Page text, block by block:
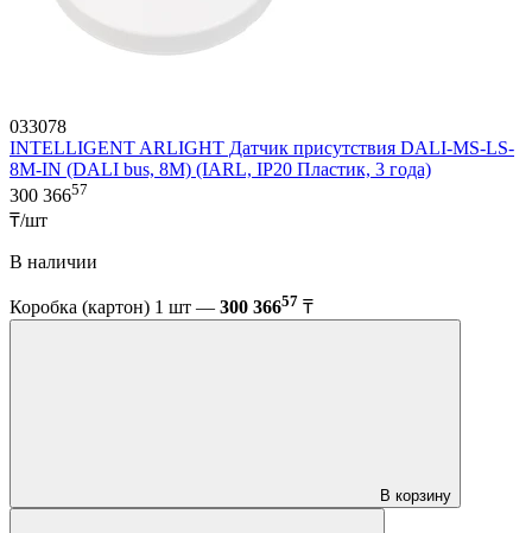
033078
INTELLIGENT ARLIGHT Датчик присутствия DALI-MS-LS-
8M-IN (DALI bus, 8М) (IARL, IP20 Пластик, 3 года)
300 36657
₸/шт
В наличии
Коробка (картон) 1 шт — 300 36657 ₸
В корзину